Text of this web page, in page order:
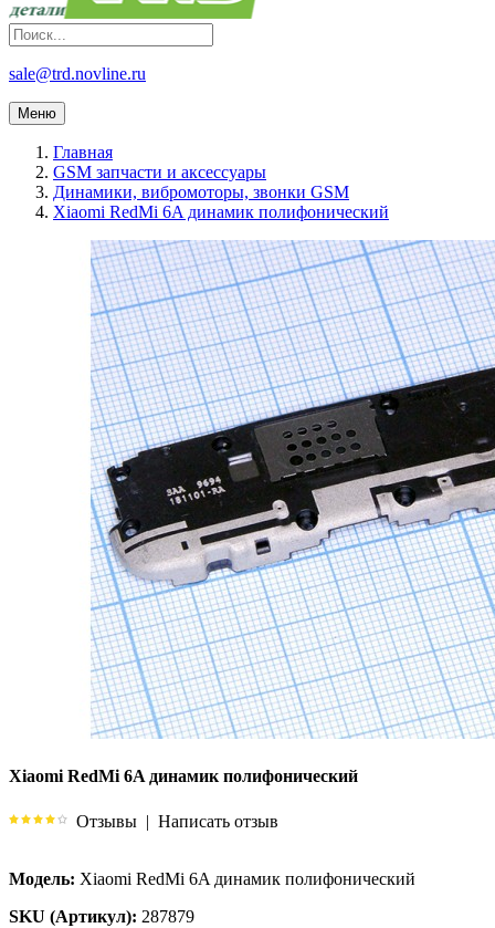
sale@trd.novline.ru
Меню
Главная
GSM запчасти и аксессуары
Динамики, вибромоторы, звонки GSM
Xiaomi RedMi 6A динамик полифонический
Xiaomi RedMi 6A динамик полифонический
Отзывы | Написать отзыв
Модель: Xiaomi RedMi 6A динамик полифонический
SKU (Артикул): 287879